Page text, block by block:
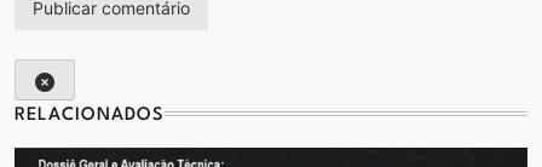
RELACIONADOS